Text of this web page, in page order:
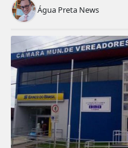
Água Preta News